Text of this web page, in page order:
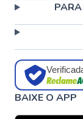
BAIXE O APP